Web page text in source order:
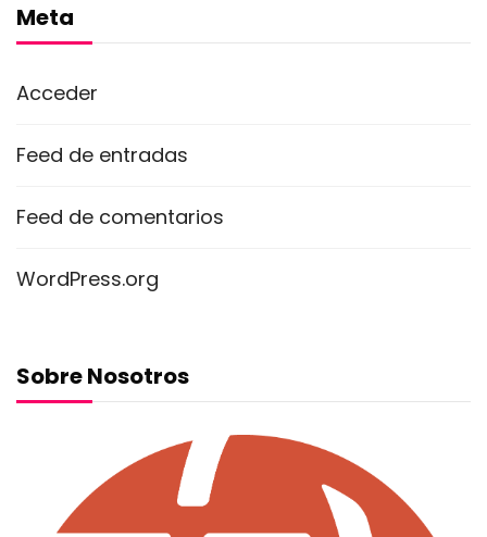
Meta
Acceder
Feed de entradas
Feed de comentarios
WordPress.org
Sobre Nosotros